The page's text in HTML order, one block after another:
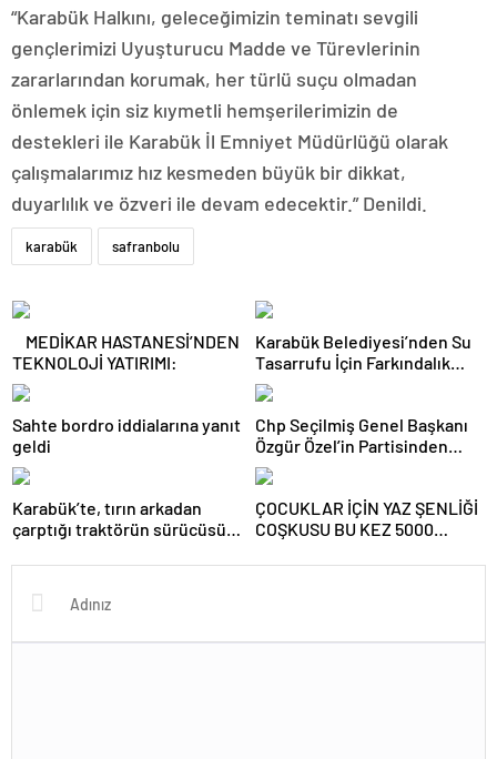
“Karabük Halkını, geleceğimizin teminatı sevgili
gençlerimizi Uyuşturucu Madde ve Türevlerinin
zararlarından korumak, her türlü suçu olmadan
önlemek için siz kıymetli hemşerilerimizin de
destekleri ile Karabük İl Emniyet Müdürlüğü olarak
çalışmalarımız hız kesmeden büyük bir dikkat,
duyarlılık ve özveri ile devam edecektir.” Denildi.
karabük safranbolu
MEDİKAR HASTANESİ’NDEN
TEKNOLOJİ YATIRIMI:
Karabük Belediyesi’nden Su
Tasarrufu İçin Farkındalık
Kampanyası
Sahte bordro iddialarına yanıt
geldi
Chp Seçilmiş Genel Başkanı
Özgür Özel’in Partisinden
İstifası Sonrası Chp Karabük İl
Eski Başkanları Abdullah
Çakır ve Erdal Demir de
Partilerinden İstifa Ettiler
Karabük’te, tırın arkadan
çarptığı traktörün sürücüsü
ÇOCUKLAR İÇİN YAZ ŞENLİĞİ
COŞKUSU BU KEZ 5000